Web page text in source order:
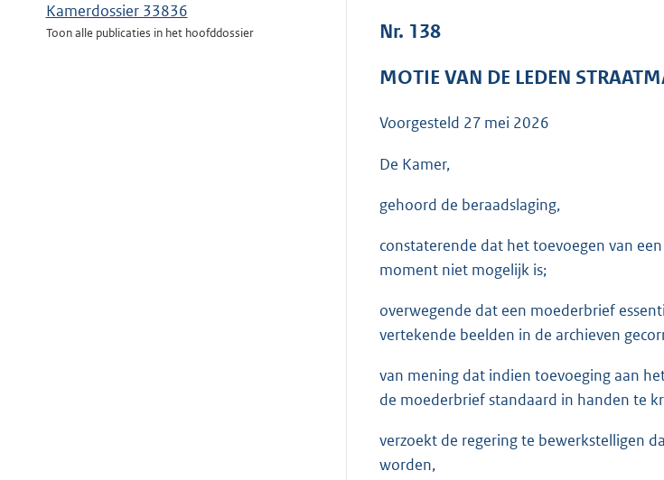
Kamerdossier 33836
Toon alle publicaties in het hoofddossier
Nr. 138
MOTIE VAN DE LEDEN
Voorgesteld 27 mei 2026
De Kamer,
gehoord de beraadslaging,
constaterende dat het toevoegen van
moment niet mogelijk is;
overwegende dat een moederbrief
vertekende beelden in de archieven
van mening dat indien toevoeging aan
de moederbrief standaard in handen te
verzoekt de regering te bewerkstelligen
worden,